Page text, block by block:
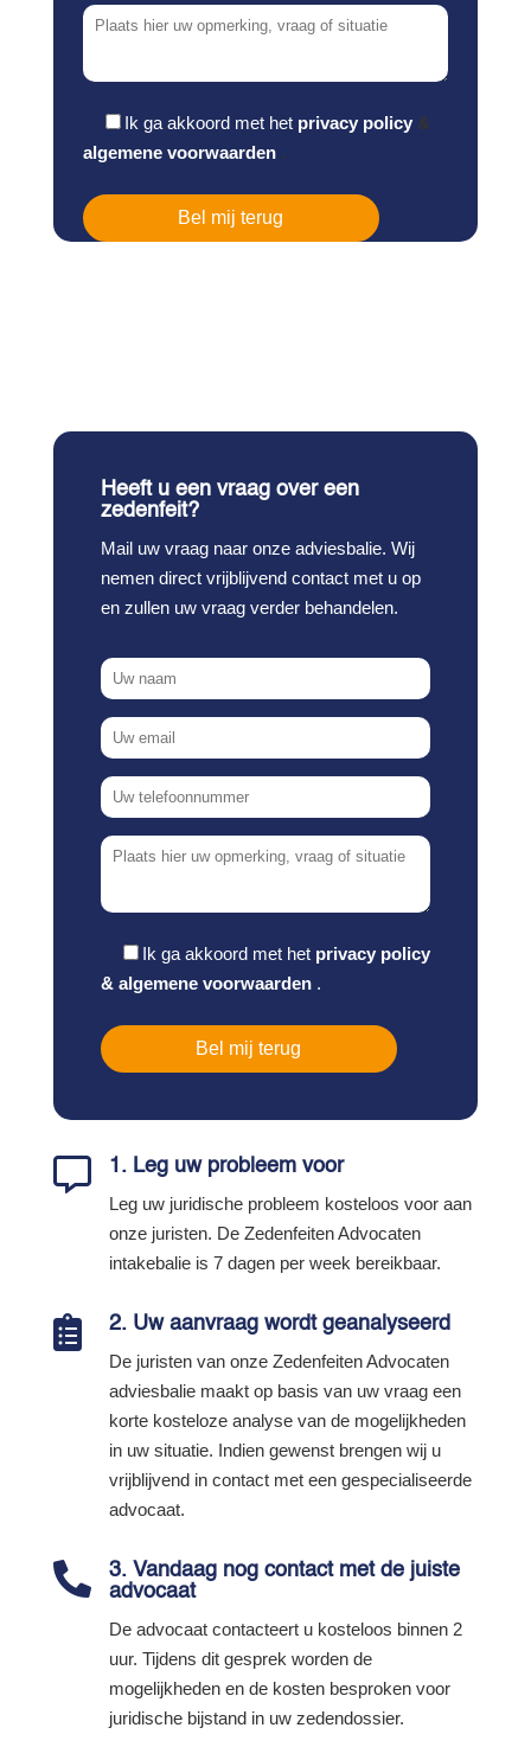
Ik ga akkoord met het privacy policy &
algemene voorwaarden .
Heeft u een vraag over een
zedenfeit?
Mail uw vraag naar onze adviesbalie. Wij
nemen direct vrijblijvend contact met u op
en zullen uw vraag verder behandelen.
Ik ga akkoord met het privacy policy
& algemene voorwaarden .
 1. Leg uw probleem voor
Leg uw juridische probleem kosteloos voor aan
onze juristen. De Zedenfeiten Advocaten
intakebalie is 7 dagen per week bereikbaar.
 2. Uw aanvraag wordt geanalyseerd
De juristen van onze Zedenfeiten Advocaten
adviesbalie maakt op basis van uw vraag een
korte kosteloze analyse van de mogelijkheden
in uw situatie. Indien gewenst brengen wij u
vrijblijvend in contact met een gespecialiseerde
advocaat.

3. Vandaag nog contact met de juiste
advocaat
De advocaat contacteert u kosteloos binnen 2
uur. Tijdens dit gesprek worden de
mogelijkheden en de kosten besproken voor
juridische bijstand in uw zedendossier.